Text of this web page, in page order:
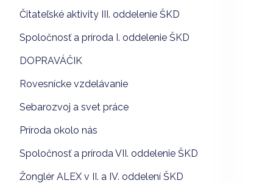
Čitateľské aktivity III. oddelenie ŠKD
Spoločnosť a príroda I. oddelenie ŠKD
DOPRAVÁČIK
Rovesnícke vzdelávanie
Sebarozvoj a svet práce
Príroda okolo nás
Spoločnosť a príroda VII. oddelenie ŠKD
Žonglér ALEX v II. a IV. oddelení ŠKD